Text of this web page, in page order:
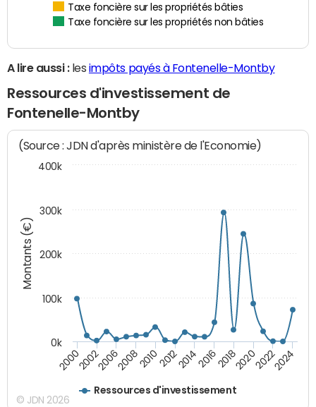
Taxe foncière sur les propriétés bâties
Taxe foncière sur les propriétés non bâties
A lire aussi :les impôts payés à Fontenelle-Montby
Ressources d'investissement de
Fontenelle-Montby
Montants (€)
(Source : JDN d'après ministère de l'Economie)
Ressources d'investissement
200020022006200820102012201420162018202020222024
0k
100k
200k
300k
400k
© JDN 2026